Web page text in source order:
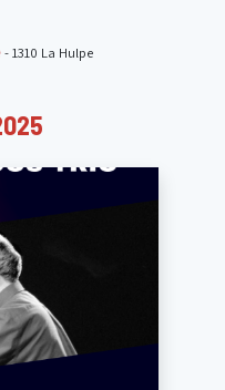
- 1310 La Hulpe